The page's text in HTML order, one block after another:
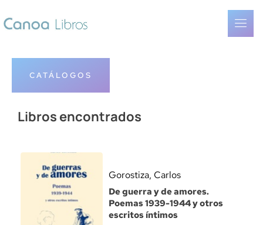
CATÁLOGOS
Libros encontrados
Gorostiza, Carlos
De guerra y de amores.
Poemas 1939-1944 y otros
escritos íntimos